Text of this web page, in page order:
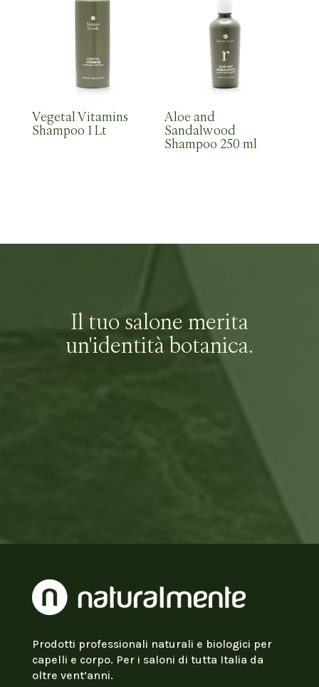
Vegetal Vitamins
Shampoo 1 Lt
Aloe and
Sandalwood
Shampoo 250 ml
Il tuo salone merita
un'identità botanica.
Prodotti professionali naturali e biologici per
capelli e corpo. Per i saloni di tutta Italia da
oltre vent’anni.